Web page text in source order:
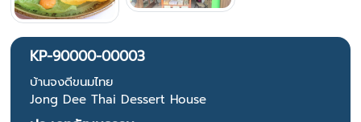
KP-90000-00003
บ้านจงดีขนมไทย
Jong Dee Thai Dessert House